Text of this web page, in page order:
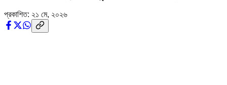
প্রকাশিত: ২১ মে, ২০২৬